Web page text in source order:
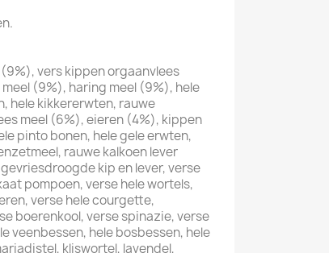
vers kippen orgaanvlees
(9%), haring meel (9%), hele
hele kikkererwten, rauwe
meel (6%), eieren (4%), kippen
pinto bonen, hele gele erwten,
rauwe kalkoen lever
kip en lever, verse
pompoen, verse hele wortels,
verse hele courgette,
boerenkool, verse spinazie, verse
veenbessen, hele bosbessen, hele
kliswortel, lavendel,